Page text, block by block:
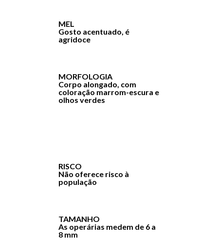
MEL
Gosto acentuado, é
agridoce
MORFOLOGIA
Corpo alongado, com
coloração marrom-escura e
olhos verdes
RISCO
Não oferece risco à
população
TAMANHO
As operárias medem de 6 a
8 mm